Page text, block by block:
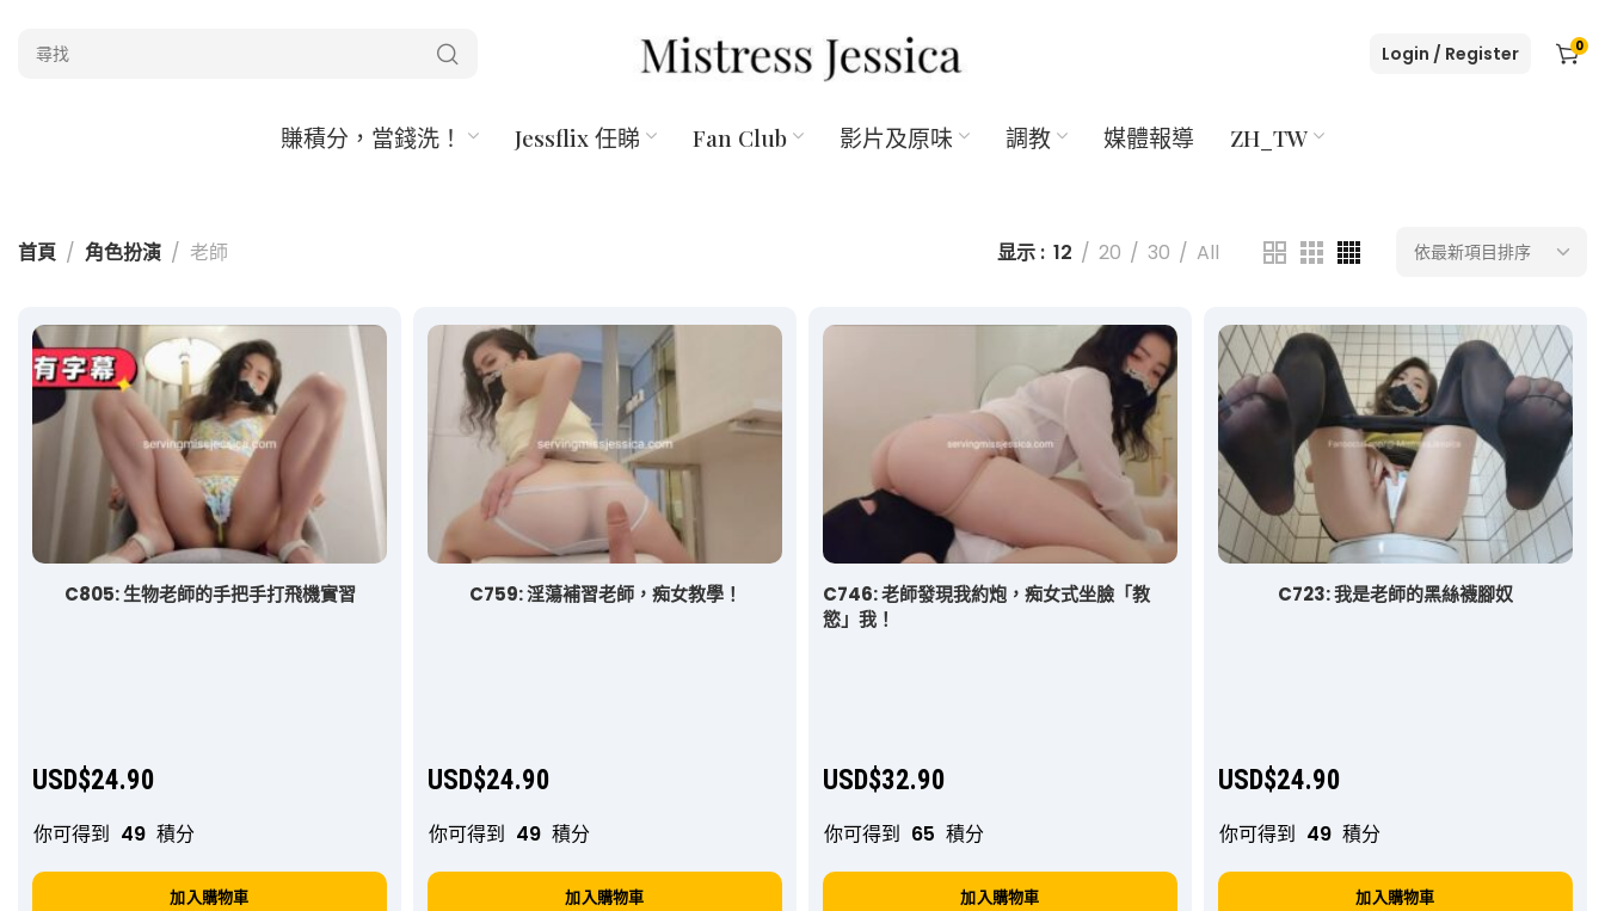
Login / Register 0
賺積分，當錢洗！ Jessflix 任睇 Fan Club 影片及原味 調教 媒體報導 ZH_TW
首頁 角色扮演 老師 显示 12 20 30 All
C805: 生物老師的手把手打飛機實習
USD$24.90
你可得到 49 積分
加入購物車
C759: 淫蕩補習老師，痴女教學！
USD$24.90
你可得到 49 積分
加入購物車
C746: 老師發現我約炮，痴女式坐臉「教
慾」我！
USD$32.90
你可得到 65 積分
加入購物車
C723: 我是老師的黑絲襪腳奴
USD$24.90
你可得到 49 積分
加入購物車